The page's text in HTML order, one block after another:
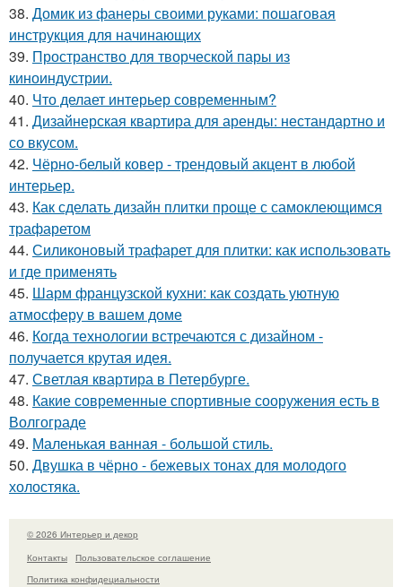
38. Домик из фанеры своими руками: пошаговая
инструкция для начинающих
39. Пространство для творческой пары из
киноиндустрии.
40. Что делает интерьер современным?
41. Дизайнерская квартира для аренды: нестандартно и
со вкусом.
42. Чёрно-белый ковер - трендовый акцент в любой
интерьер.
43. Как сделать дизайн плитки проще с самоклеющимся
трафаретом
44. Силиконовый трафарет для плитки: как использовать
и где применять
45. Шарм французской кухни: как создать уютную
атмосферу в вашем доме
46. Когда технологии встречаются с дизайном -
получается крутая идея.
47. Светлая квартира в Петербурге.
48. Какие современные спортивные сооружения есть в
Волгограде
49. Маленькая ванная - большой стиль.
50. Двушка в чёрно - бежевых тонах для молодого
холостяка.
© 2026 Интерьер и декор
Контакты
Пользовательское соглашение
Политика конфидециальности